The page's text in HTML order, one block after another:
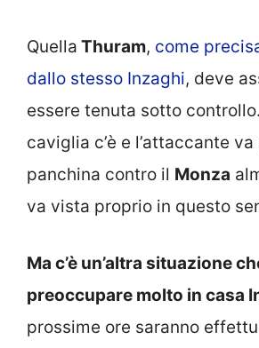
Quella Thuram, come
dallo stesso Inzaghi, deve
essere tenuta sotto
caviglia c’è e l’attaccante
panchina contro il Monza
va vista proprio in questo
Ma c’è un’altra situazione
preoccupare molto in casa
prossime ore saranno